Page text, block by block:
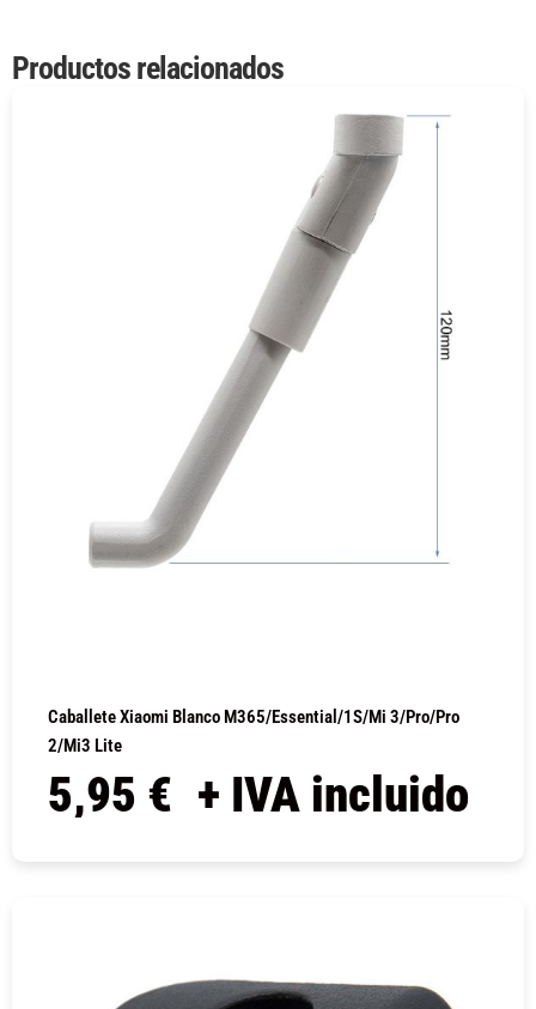
Productos relacionados
Caballete Xiaomi Blanco M365/Essential/1S/Mi 3/Pro/Pro
2/Mi3 Lite
5,95 € + IVA incluido